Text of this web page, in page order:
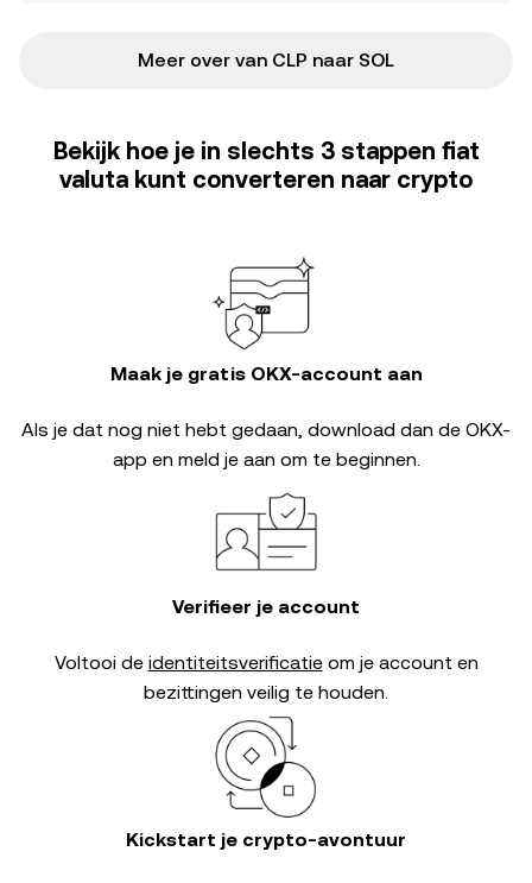
Meer over van CLP naar SOL
Bekijk hoe je in slechts 3 stappen fiat
valuta kunt converteren naar crypto
Maak je gratis OKX-account aan
Als je dat nog niet hebt gedaan, download dan de OKX-
app en meld je aan om te beginnen.
Verifieer je account
Voltooi de identiteitsverificatieom je account en
bezittingen veilig te houden.
Kickstart je crypto-avontuur